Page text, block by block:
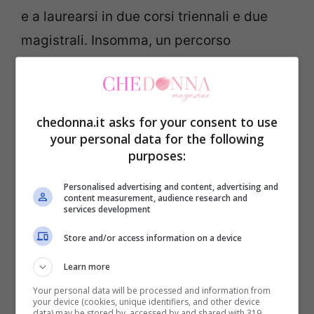
e a laurearsi in due corsi triennali e due
magistrali. Insomma, un percorso
persone possono vantare. Per questo
fisioterapista, ma svolge anche la
professione di nutrizionista ed osteopata e
ora si sta perfino per laureare in Scienze
Motorie. Insomma, si è data da fare e non
poco.
Per quanto riguarda il suo lato caratteriale,
Silvia si è definita una donna molto severa.
chedonna.it asks for your consent to use
your personal data for the following
purposes:
Personalised advertising and content, advertising and
content measurement, audience research and
services development
Store and/or access information on a device
Learn more
Your personal data will be processed and information from
your device (cookies, unique identifiers, and other device